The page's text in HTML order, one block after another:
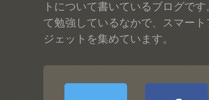
トについて書いているブログで
て勉強しているなかで、スマー
ジェットを集めています。